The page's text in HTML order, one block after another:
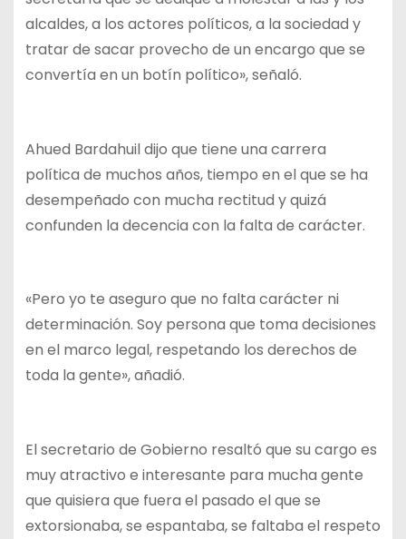
alcaldes, a los actores políticos, a la sociedad y
tratar de sacar provecho de un encargo que se
convertía en un botín político», señaló.
Ahued Bardahuil dijo que tiene una carrera
política de muchos años, tiempo en el que se ha
desempeñado con mucha rectitud y quizá
confunden la decencia con la falta de carácter.
«Pero yo te aseguro que no falta carácter ni
determinación. Soy persona que toma decisiones
en el marco legal, respetando los derechos de
toda la gente», añadió.
El secretario de Gobierno resaltó que su cargo es
muy atractivo e interesante para mucha gente
que quisiera que fuera el pasado el que se
extorsionaba, se espantaba, se faltaba el respeto